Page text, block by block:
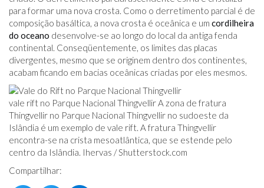
para formar uma nova crosta. Como o derretimento parcial é de
composição basáltica, a nova crosta é oceânica e um cordilheira
do oceano desenvolve-se ao longo do local da antiga fenda
continental. Conseqüentemente, os limites das placas
divergentes, mesmo que se originem dentro dos continentes,
acabam ficando em bacias oceânicas criadas por eles mesmos.
vale rift no Parque Nacional Thingvellir A zona de fratura
Thingvellir no Parque Nacional Thingvellir no sudoeste da
Islândia é um exemplo de vale rift. A fratura Thingvellir
encontra-se na crista mesoatlântica, que se estende pelo
centro da Islândia. Ihervas /Shutterstock.com
Compartilhar: